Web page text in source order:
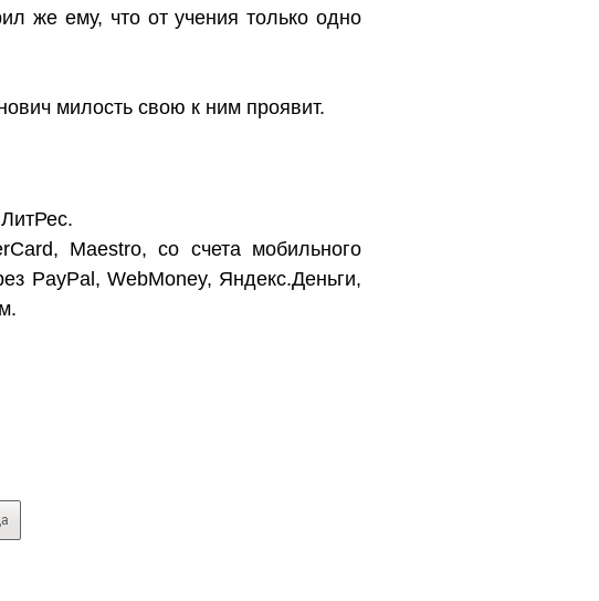
же ему, что от учения только одно
милость свою к ним проявит.
Maestro, со счета мобильного
PayPal, WebMoney, Яндекс.Деньги,